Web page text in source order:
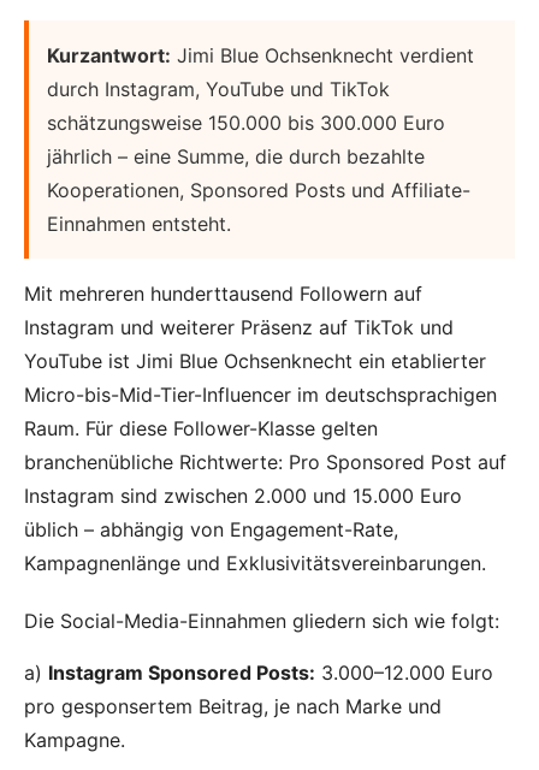
Kurzantwort: Jimi Blue Ochsenknecht verdient
durch Instagram, YouTube und TikTok
schätzungsweise 150.000 bis 300.000 Euro
jährlich – eine Summe, die durch bezahlte
Kooperationen, Sponsored Posts und Affiliate-
Einnahmen entsteht.
Mit mehreren hunderttausend Followern auf
Instagram und weiterer Präsenz auf TikTok und
YouTube ist Jimi Blue Ochsenknecht ein etablierter
Micro-bis-Mid-Tier-Influencer im deutschsprachigen
Raum. Für diese Follower-Klasse gelten
branchenübliche Richtwerte: Pro Sponsored Post auf
Instagram sind zwischen 2.000 und 15.000 Euro
üblich – abhängig von Engagement-Rate,
Kampagnenlänge und Exklusivitätsvereinbarungen.
Die Social-Media-Einnahmen gliedern sich wie folgt:
a) Instagram Sponsored Posts: 3.000–12.000 Euro
pro gesponsertem Beitrag, je nach Marke und
Kampagne.